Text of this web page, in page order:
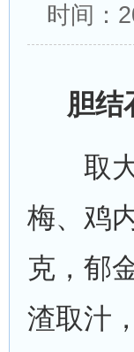
时间：
胆结
取大
梅、鸡
克，郁
渣取汁